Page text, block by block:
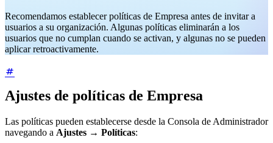
Recomendamos establecer políticas de Empresa antes de invitar a
usuarios a su organización. Algunas políticas eliminarán a los
usuarios que no cumplan cuando se activan, y algunas no se pueden
aplicar retroactivamente.
Ajustes de políticas de Empresa
Las políticas pueden establecerse desde la Consola de Administrador
navegando a Ajustes → Políticas: